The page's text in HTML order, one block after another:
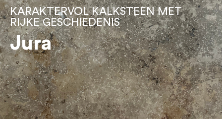
KARAKTERVOL KALKSTEEN MET
RIJKE GESCHIEDENIS
Jura